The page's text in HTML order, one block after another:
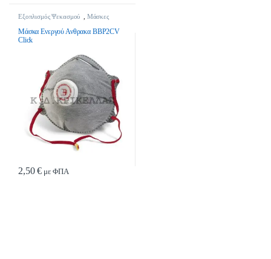
Εξοπλισμός Ψεκασμού
Μάσκες
Μάσκα Ενεργού Ανθρακα BBP2CV
Click
2,50€ με ΦΠΑ